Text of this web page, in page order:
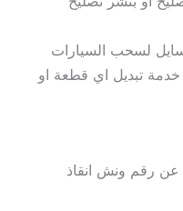
لسحب السيارات
والصغيرة 66400336 مع خدمة تبديل اي قطعة او
عن رقم ونش انقاذ